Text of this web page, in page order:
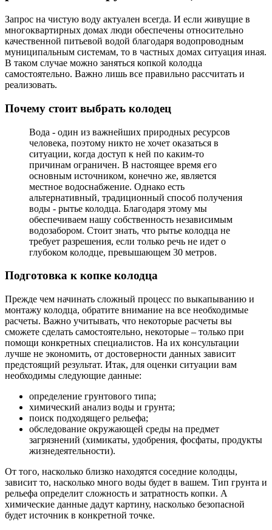
Запрос на чистую воду актуален всегда. И если живущие в
многоквартирных домах люди обеспечены относительно
качественной питьевой водой благодаря водопроводным
муниципальным системам, то в частных домах ситуация иная.
В таком случае можно заняться копкой колодца
самостоятельно. Важно лишь все правильно рассчитать и
реализовать.
Почему стоит выбрать колодец
Вода - один из важнейших природных ресурсов
человека, поэтому никто не хочет оказаться в
ситуации, когда доступ к ней по каким-то
причинам ограничен. В настоящее время его
основным источником, конечно же, является
местное водоснабжение. Однако есть
альтернативный, традиционный способ получения
воды - рытье колодца. Благодаря этому мы
обеспечиваем нашу собственность независимым
водозабором. Стоит знать, что рытье колодца не
требует разрешения, если только речь не идет о
глубоком колодце, превышающем 30 метров.
Подготовка к копке колодца
Прежде чем начинать сложный процесс по выкапыванию и
монтажу колодца, обратите внимание на все необходимые
расчеты. Важно учитывать, что некоторые расчеты вы
сможете сделать самостоятельно, некоторые – только при
помощи конкретных специалистов. На их консультации
лучше не экономить, от достоверности данных зависит
предстоящий результат. Итак, для оценки ситуации вам
необходимы следующие данные:
определение грунтового типа;
химический анализ воды и грунта;
поиск подходящего рельефа;
обследование окружающей среды на предмет
загрязнений (химикаты, удобрения, фосфаты, продукты
жизнедеятельности).
От того, насколько близко находятся соседние колодцы,
зависит то, насколько много воды будет в вашем. Тип грунта и
рельефа определит сложность и затратность копки. А
химические данные дадут картину, насколько безопасной
будет источник в конкретной точке.